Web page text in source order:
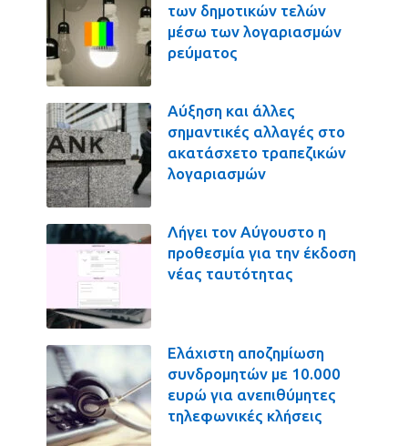
των δημοτικών τελών
μέσω των λογαριασμών
ρεύματος
Αύξηση και άλλες
σημαντικές αλλαγές στο
ακατάσχετο τραπεζικών
λογαριασμών
Λήγει τον Αύγουστο η
προθεσμία για την έκδοση
νέας ταυτότητας
Ελάχιστη αποζημίωση
συνδρομητών με 10.000
ευρώ για ανεπιθύμητες
τηλεφωνικές κλήσεις